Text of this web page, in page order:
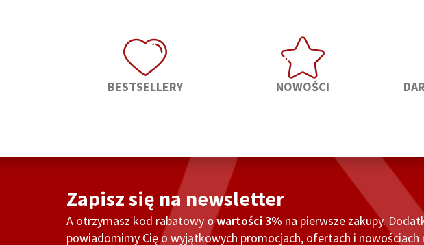
BESTSELLERY NOWOŚCI
Zapisz się na newsletter
A otrzymasz kod rabatowy o wartości 3% na pierwsze zakupy.
powiadomimy Cię o wyjątkowych promocjach, ofertach i nowościach